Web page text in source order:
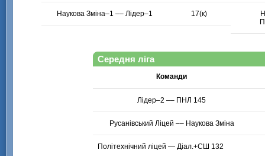
Наукова Зміна–1 –– Лідер–1 17(к)
Середня ліга
Команди
Лідер–2 –– ПНЛ 145
Русанівський Ліцей –– Наукова Зміна